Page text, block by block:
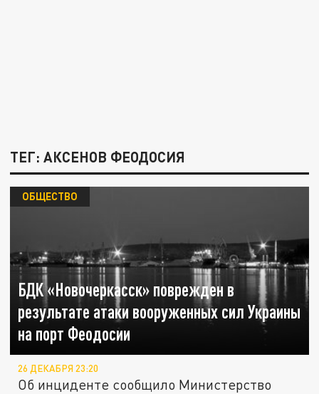
ТЕГ: АКСЕНОВ ФЕОДОСИЯ
БДК «Новочеркасск» поврежден в
результате атаки вооруженных сил Украины
на порт Феодосии
ОБЩЕСТВО
26 ДЕКАБРЯ 23:20
Об инциденте сообщило Министерство